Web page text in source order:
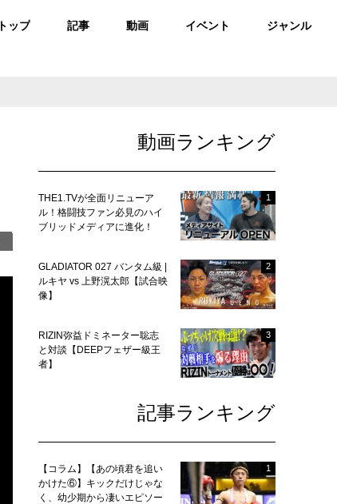
トップ 記事 動画 イベント ジャンル
動画ランキング
THE1.TVが全面リニューア
ル！格闘技ファン必見のハイ
ブリッドメディアに進化！
1
GLADIATOR 027 バンタム級 |
ルキヤ vs 上野滉太郎【試合映
像】
2
RIZIN弥益ドミネーター聡志
と対談【DEEPフェザー級王
者】
3
記事ランキング
【コラム】【あの頃君を追い
かけた⑥】キックだけじゃな
く、幼少期から凄いエピソー
1